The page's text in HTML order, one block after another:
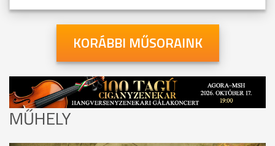
KORÁBBI MŰSORAINK
MŰHELY